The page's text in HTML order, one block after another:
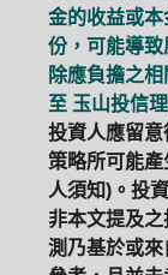
金的收益或
份，可能導致
除應負擔之
至 玉山投信
投資人應留
策略所可能
人須知)。投
非本文提及
測乃基於或